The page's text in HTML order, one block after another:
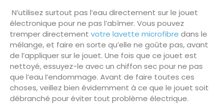
N’utilisez surtout pas l’eau directement sur le jouet
électronique pour ne pas l’abîmer. Vous pouvez
tremper directement votre lavette microfibre dans le
mélange, et faire en sorte qu’elle ne goûte pas, avant
de l’appliquer sur le jouet. Une fois que ce jouet est
nettoyé, essuyez-le avec un chiffon sec pour ne pas
que l’eau l’endommage. Avant de faire toutes ces
choses, veillez bien évidemment à ce que le jouet soit
débranché pour éviter tout problème électrique.